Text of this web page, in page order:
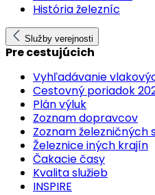
História železníc
Služby verejnosti
Pre cestujúcich
Vyhľadávanie
Cestovný poriadok
Plán výluk
Zoznam dopravcov
Zoznam železničných
Železnice iných krajín
Čakacie časy
Kvalita služieb
INSPIRE